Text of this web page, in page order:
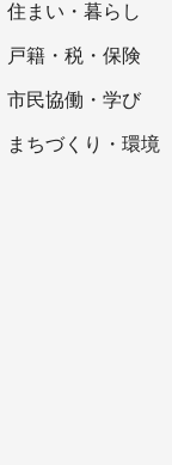
住まい・暮らし
戸籍・税・保険
市民協働・学び
まちづくり・環境